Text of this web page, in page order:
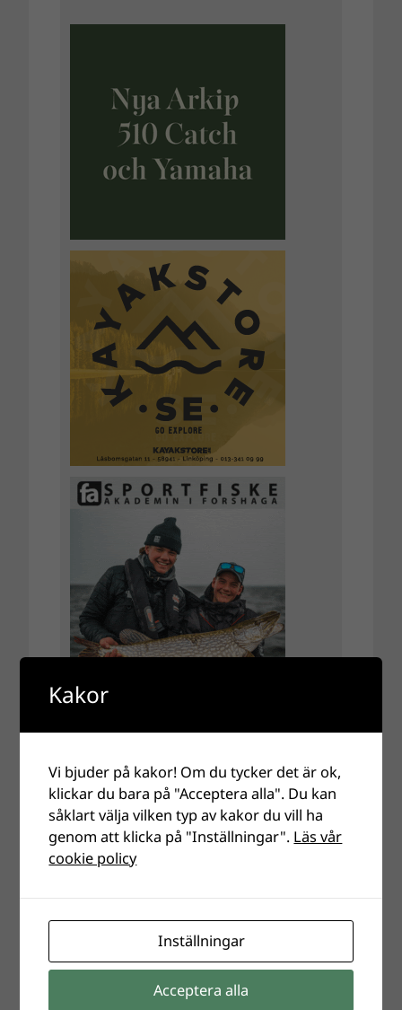
Kakor
Vi bjuder på kakor! Om du tycker det är ok,
klickar du bara på "Acceptera alla". Du kan
såklart välja vilken typ av kakor du vill ha
genom att klicka på "Inställningar". Läs vår
cookie policy
Inställningar
Acceptera alla